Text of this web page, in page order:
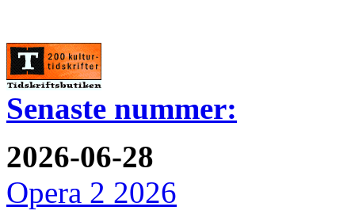
Senaste nummer:
2026-06-28
Opera 2 2026